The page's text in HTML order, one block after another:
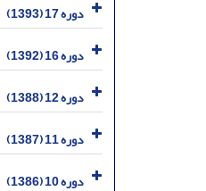
دوره 17 (1393)
دوره 16 (1392)
دوره 12 (1388)
دوره 11 (1387)
دوره 10 (1386)